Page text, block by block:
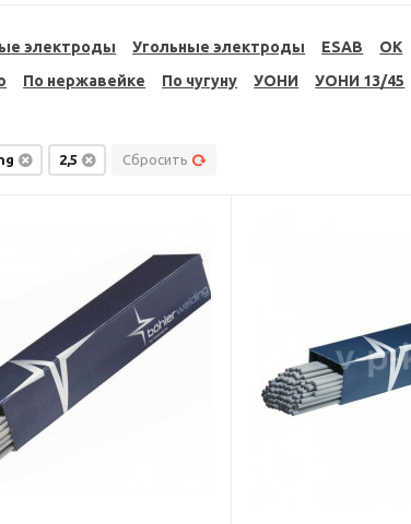
электроды Угольные электроды ESAB OK
По нержавейке По чугуну УОНИ УОНИ 13/45
2,5 Сбросить